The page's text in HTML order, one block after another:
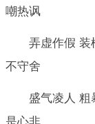
嘲热讽
弄虚作假 装
不守舍
盛气凌人 粗